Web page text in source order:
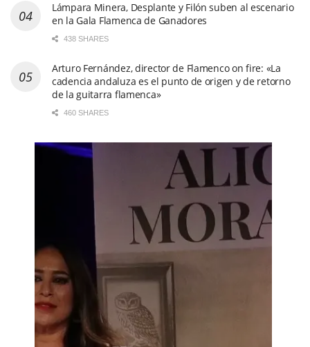
Lámpara Minera, Desplante y Filón suben al escenario
en la Gala Flamenca de Ganadores
438 SHARES
Arturo Fernández, director de Flamenco on fire: «La
cadencia andaluza es el punto de origen y de retorno
de la guitarra flamenca»
460 SHARES